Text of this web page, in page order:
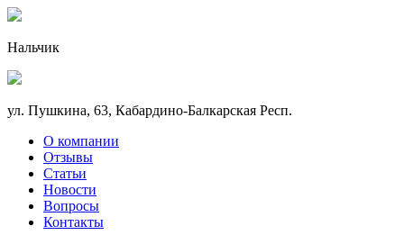
Нальчик
ул. Пушкина, 63, Кабардино-Балкарская Респ.
О компании
Отзывы
Статьи
Новости
Вопросы
Контакты